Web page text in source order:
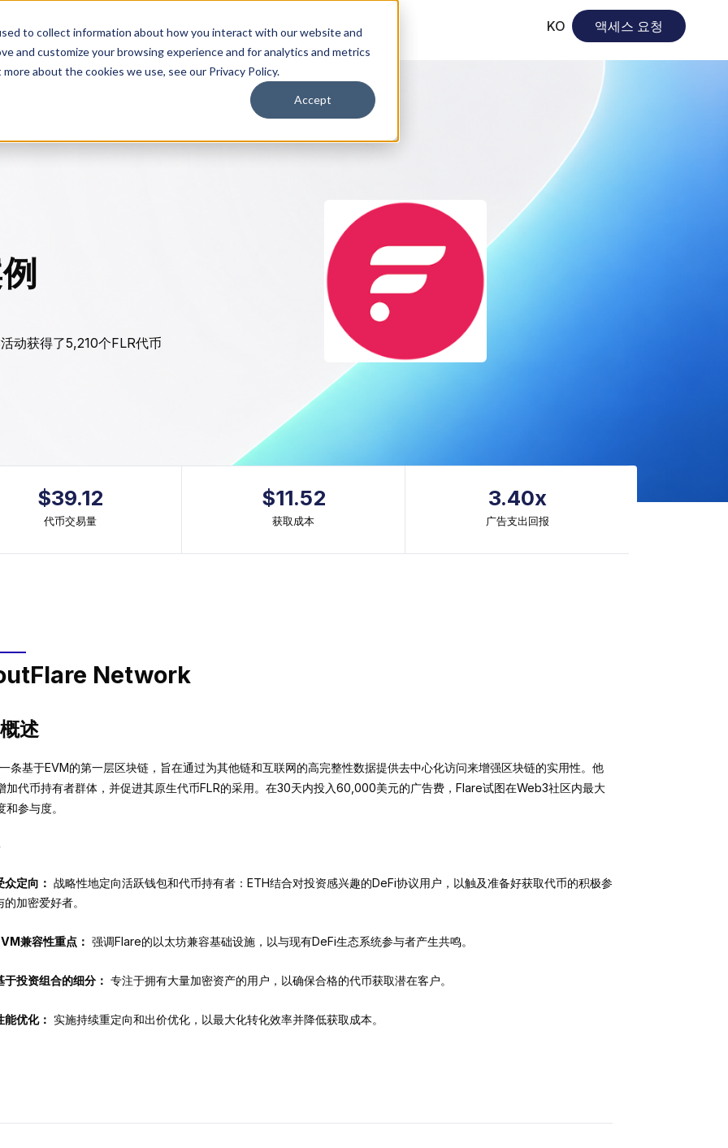
to collect information about how you interact with our website and
and customize your browsing experience and for analytics and metrics
about the cookies we use, see our Privacy Policy.
Accept
솔루션 플랫폼 리소스 KO 액세스 요청
动获得了5,210个FLR代币
$39.12
代币交易量
$11.52
获取成本
3.40x
广告支出回报
Flare Network
述
条基于EVM的第一层区块链，旨在通过为其他链和互联网的高完整性数据提供去中心化访问来增强区块链的实用性。他
加代币持有者群体，并促进其原生代币FLR的采用。在30天内投入60,000美元的广告费，Flare试图在Web3社区内最大
和参与度。
众定向： 战略性地定向活跃钱包和代币持有者：ETH结合对投资感兴趣的DeFi协议用户，以触及准备好获取代币的积极参
的加密爱好者。
兼容性重点： 强调Flare的以太坊兼容基础设施，以与现有DeFi生态系统参与者产生共鸣。
于投资组合的细分： 专注于拥有大量加密资产的用户，以确保合格的代币获取潜在客户。
能优化： 实施持续重定向和出价优化，以最大化转化效率并降低获取成本。